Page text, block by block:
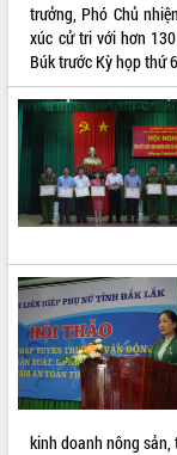
THÔNG TIN CHỈ ĐẠO ĐIỀU
HỆ THỐNG VĂN BẢN
VĂN BẢN HĐND TỈNH
ĐIỂM TIN VĂN BẢN
trưởng, Phó Chủ
xúc cử tri với hơn
Búk trước Kỳ họp thứ
kinh doanh nông sản,